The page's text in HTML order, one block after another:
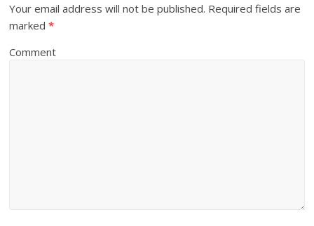
Your email address will not be published. Required fields are
marked*
Comment